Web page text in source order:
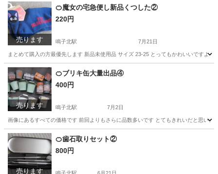
愛知 名古屋市 鳴子北駅 家具 木製
売ります
🍊魔女の宅急便し新品くつした②
220円
鳴子北駅 7月21日
まとめて購入の方最優先します 新品未使用品 サイズ 23-25 とってもかわいいですよ
愛知 名古屋市 鳴子北駅 服/ファッション
売ります
🍊ブリキ缶大量出品④
400円
鳴子北駅 7月2日
画像にあるすべての価格です 前回よりもさらに品数多いです とてもきれいだと思い
愛知 名古屋市 鳴子北駅 家具
売ります
🍊歯石取りセット②
800円